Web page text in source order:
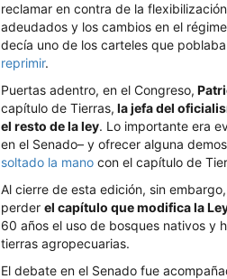
reclamar en contra de la
adeudados y los cambios en el
decía uno de los carteles que
reprimir.
Puertas adentro, en el Congreso,
capítulo de Tierras, la jefa del
el resto de la ley. Lo importante era
en el Senado– y ofrecer alguna
soltado la mano con el capítulo de
Al cierre de esta edición, sin
perder el capítulo que modifica la
60 años el uso de bosques nativos y
tierras agropecuarias.
El debate en el Senado fue